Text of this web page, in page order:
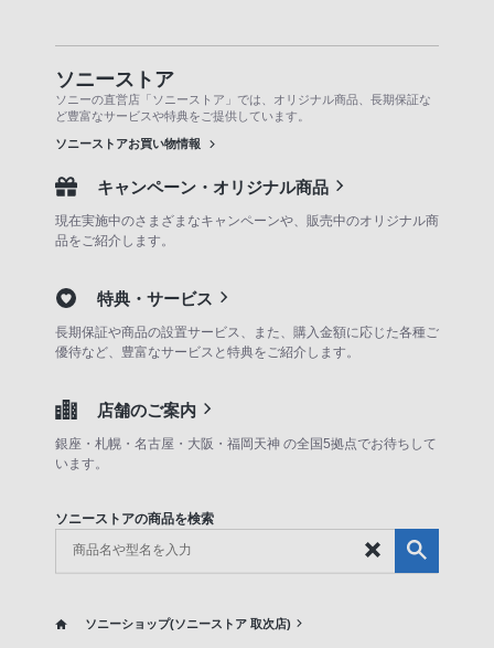
ソニーストア
ソニーの直営店「ソニーストア」では、オリジナル商品、長期保証な
ど豊富なサービスや特典をご提供しています。
ソニーストアお買い物情報
キャンペーン・オリジナル商品
現在実施中のさまざまなキャンペーンや、販売中のオリジナル商
品をご紹介します。
特典・サービス
長期保証や商品の設置サービス、また、購入金額に応じた各種ご
優待など、豊富なサービスと特典をご紹介します。
店舗のご案内
銀座・札幌・名古屋・大阪・福岡天神 の全国5拠点でお待ちして
います。
ソニーストアの商品を検索
ソニーショップ(ソニーストア 取次店)